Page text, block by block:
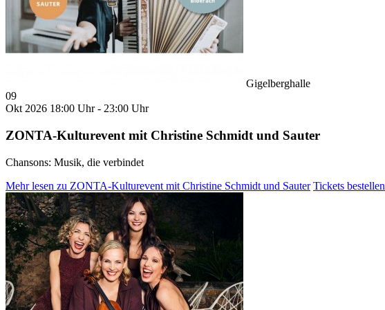
Gigelberghalle
09
Okt 2026 18:00 Uhr - 23:00 Uhr
ZONTA-Kulturevent mit Christine Schmidt und Sauter
Chansons: Musik, die verbindet
Mehr lesen zu ZONTA-Kulturevent mit Christine Schmidt und Sauter Tickets bestellen